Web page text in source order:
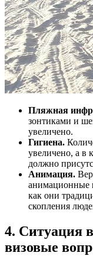
Пляжная
зонтиками и
увеличено.
Гигиена.
увеличено, а в
должно
Анимация.
анимационные
как они
скопления
4. Ситуация
визовые